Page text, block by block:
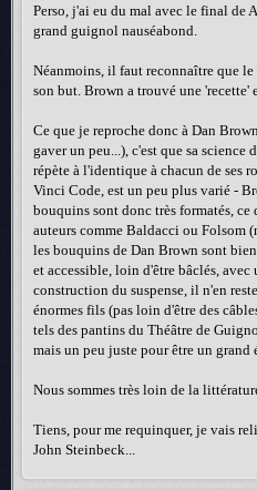
Perso, j'ai eu du mal avec le final de
grand guignol nauséabond.
Néanmoins, il faut reconnaître que
son but. Brown a trouvé une 'recette'
Ce que je reproche donc à Dan
gaver un peu...), c'est que sa science
répète à l'identique à chacun de ses
Vinci Code, est un peu plus varié -
bouquins sont donc très formatés, ce
auteurs comme Baldacci ou Folsom
les bouquins de Dan Brown sont
et accessible, loin d'être bâclés, avec
construction du suspense, il n'en
énormes fils (pas loin d'être des
tels des pantins du Théâtre de
mais un peu juste pour être un grand
Nous sommes très loin de la
Tiens, pour me requinquer, je vais
John Steinbeck...